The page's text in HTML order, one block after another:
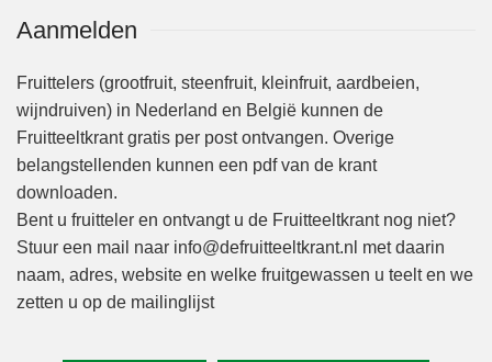
Aanmelden
Fruittelers (grootfruit, steenfruit, kleinfruit, aardbeien,
wijndruiven) in Nederland en België kunnen de
Fruitteeltkrant gratis per post ontvangen. Overige
belangstellenden kunnen een pdf van de krant
downloaden.
Bent u fruitteler en ontvangt u de Fruitteeltkrant nog niet?
Stuur een mail naar info@defruitteeltkrant.nl met daarin
naam, adres, website en welke fruitgewassen u teelt en we
zetten u op de mailinglijst